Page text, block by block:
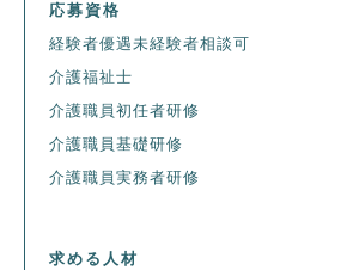
応募資格
経験者優遇未経験者相談可
介護福祉士
介護職員初任者研修
介護職員基礎研修
介護職員実務者研修
求める人材